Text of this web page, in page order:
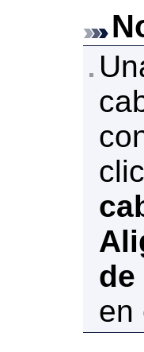
de
en